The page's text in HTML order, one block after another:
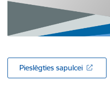
Pieslēgties sapulcei